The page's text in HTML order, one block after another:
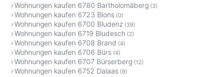
Wohnungen kaufen 6780 Bartholomäberg (3)
Wohnungen kaufen 6723 Blons (0)
Wohnungen kaufen 6700 Bludenz (39)
Wohnungen kaufen 6719 Bludesch (2)
Wohnungen kaufen 6708 Brand (4)
Wohnungen kaufen 6706 Bürs (4)
Wohnungen kaufen 6707 Bürserberg (12)
Wohnungen kaufen 6752 Dalaas (9)